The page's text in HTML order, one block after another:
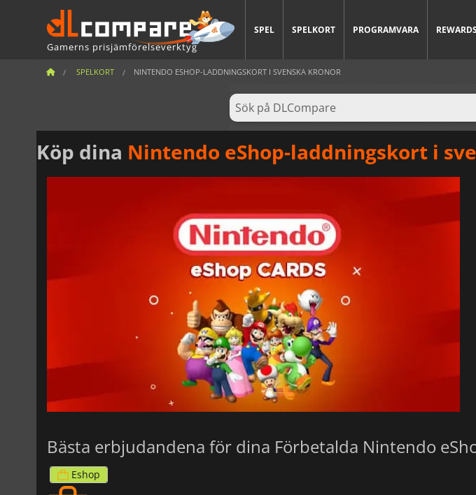
Gamerns prisjämförelseverktyg
SPEL SPELKORT PROGRAMVARA REWARDS
SPELKORT NINTENDO ESHOP-LADDNINGSKORT I SVENSKA KRONOR
Köp dina Nintendo eShop-laddningskort i
Eshop